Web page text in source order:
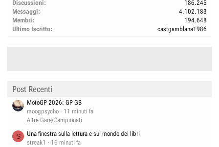
Discussioni
186.245
Messaggi
4.102.183
Membri
194.648
Ultimo Iscritto
castgamblana1986
Post Recenti
MotoGP 2026: GP GB
moogpsycho
11 minuti fa
Altre Gare/Campionati
S
Una finestra sulla lettura e sul mondo dei libri
streak1
16 minuti fa